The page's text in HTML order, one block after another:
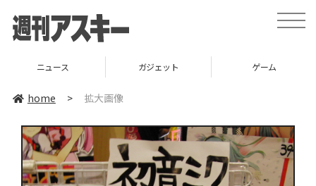
toggle
ニュース ガジェット ゲーム
home > 拡大画像